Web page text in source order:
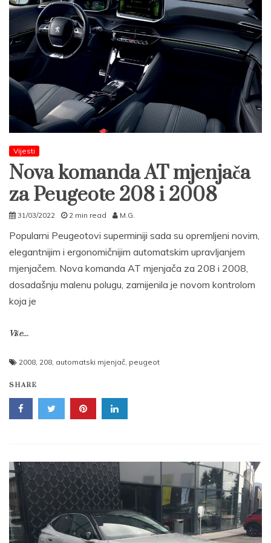
Vijesti
Nova komanda AT mjenjača
za Peugeote 208 i 2008
31/03/2022 2 min read M.G.
Popularni Peugeotovi superminiji sada su opremljeni novim,
elegantnijim i ergonomičnijim automatskim upravljanjem
mjenjačem. Nova komanda AT mjenjača za 208 i 2008,
dosadašnju malenu polugu, zamijenila je novom kontrolom
koja je
Više...
2008, 208, automatski mjenjač, peugeot
SHARE